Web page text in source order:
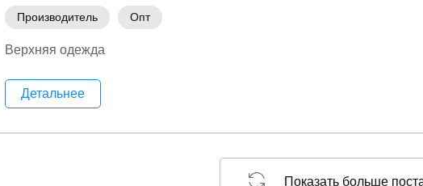
Производитель Опт
Верхняя одежда
Детальнее
Показать больше